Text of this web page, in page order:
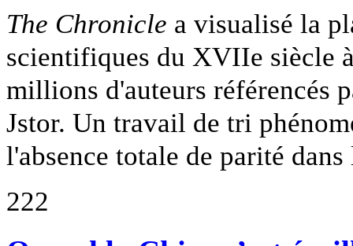
The Chronicle a visualisé la
scientifiques du XVIIe siècle
millions d'auteurs référencés
Jstor. Un travail de tri
l'absence totale de parité
222